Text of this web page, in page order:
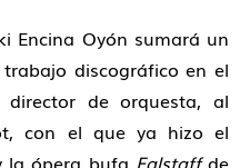
Encina Oyón sumará un
discográfico en el
director de orquesta, al
con el que ya hizo el